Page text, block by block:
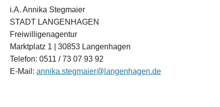
i.A. Annika Stegmaier
STADT LANGENHAGEN
Freiwilligenagentur
Marktplatz 1 | 30853 Langenhagen
Telefon: 0511 / 73 07 93 92
E-Mail: annika.stegmaier@langenhagen.de